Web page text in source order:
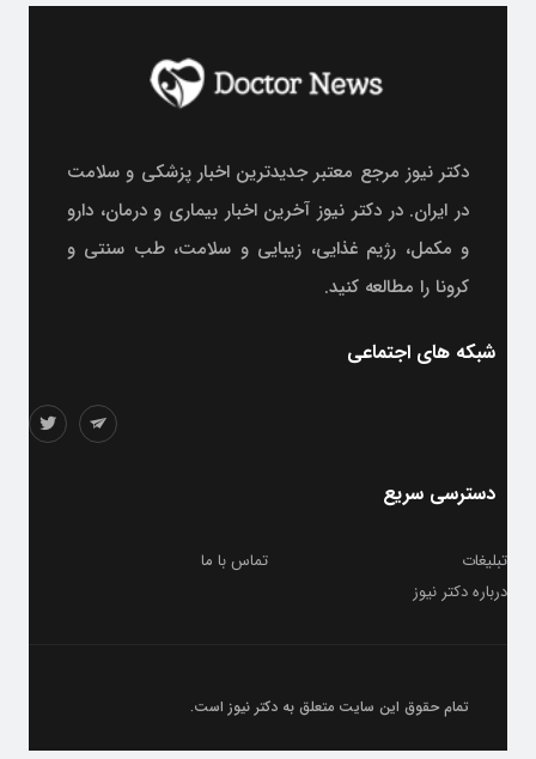
دکتر نیوز مرجع معتبر جدیدترین اخبار پزشکی و سلامت
در ایران. در دکتر نیوز آخرین اخبار بیماری و درمان، دارو
و مکمل، رژیم غذایی، زیبایی و سلامت، طب سنتی و
کرونا را مطالعه کنید.
شبکه های اجتماعی
دسترسی سریع
تبلیغات
تماس با ما
درباره دکتر نیوز
تمام حقوق این سایت متعلق به دکتر نیوز است.